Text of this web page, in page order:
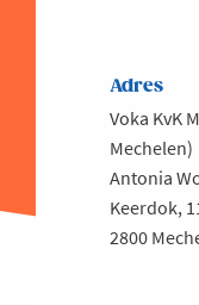
Adres
Voka KvK
Mechelen)
Antonia
Keerdok,
2800